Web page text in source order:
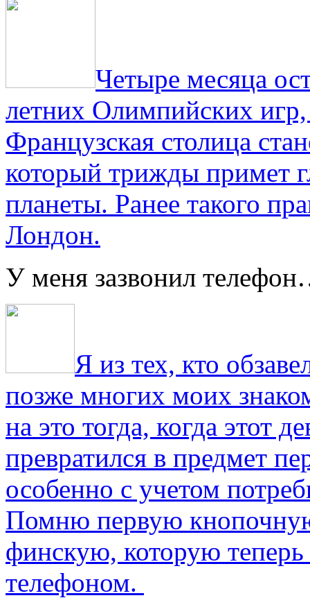
Четыре месяца
летних Олимпийских
Французская столица
который трижды примет
планеты. Ранее такого
Лондон.
У меня зазвонил
Я из тех, кто
позже многих моих
на это тогда, когда этот
превратился в предмет
особенно с учетом
Помню первую
финскую, которую
телефоном.